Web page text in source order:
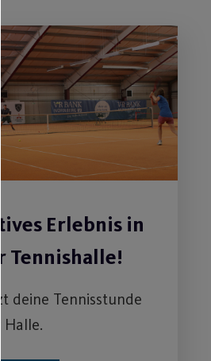
Erlebnis in
Tennishalle!
deine Tennisstunde
Halle.